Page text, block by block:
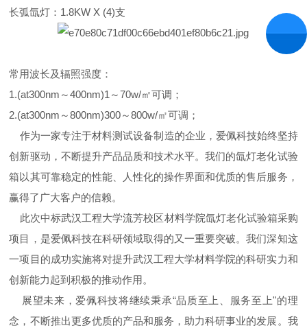
长弧氙灯：1.8KW X (4)支
常用波长及辐照强度：
1.(at300nm～400nm)1～70w/㎡可调；
2.(at300nm～800nm)300～800w/㎡可调；
作为一家专注于材料测试设备制造的企业，爱佩科技始终坚持
创新驱动，不断提升产品品质和技术水平。我们的氙灯老化试验
箱以其可靠稳定的性能、人性化的操作界面和优质的售后服务，
赢得了广大客户的信赖。
此次中标武汉工程大学流芳校区材料学院氙灯老化试验箱采购
项目，是爱佩科技在科研领域取得的又一重要突破。我们深知这
一项目的成功实施将对提升武汉工程大学材料学院的科研实力和
创新能力起到积极的推动作用。
展望未来，爱佩科技将继续秉承“品质至上、服务至上"的理
念，不断推出更多优质的产品和服务，助力科研事业的发展。我